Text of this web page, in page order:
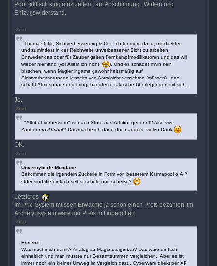
Pool taktisch klug einzuteilen, auf Abschirmung, Wirken und
Entzugswiderstand.
Zitat
- Thema Optik, Sichtverbesserung & Co.: Ich tendiere dazu, mit direkter
und zumindest in der Reichweite unverbesserter Sicht zu arbeiten.
Entweder das oder für Zauber gelten Fernkampfmodifikatoren und das will
wieder niemand (vor Allem ich nicht
). Und es schadet mMn kein
bisschen, wenn Magier ingame gewohnheitsmäßig auf
Sichtverbesserungen jenseits von Astralsicht verzichten (müssen) - das
schafft Atmosphäre und bringt handfeste taktische Überlegungen mit sich.
Jo.
Zitat
- "Attribut verbessern" ist nach Stufe undAttribut getrennt? Also vier
Zauberpro Attribut? Das mache ich dann doch anders, vielen Dank
OK.
Zitat
Unvercyberte Mundane:
Bekommen die irgendein Zuckerle in Form von besserem Karmapool o.Ä.?
Oder sind die einfach selbst schuld und scheiße?
Letzteres
Im Prio-System müssen Erwachte ja schon einen Preis bezahlen, im
Archetypsystem wäre der Preis mit inbegriffen.
Zitat
Essenz:
Was mache ich damit? Analog zu Magie steigerbar? Das wäre einfach,
einheitlich und man müsste nur Gesamtsummen vergleichen. Aber es ist
immer noch ein kleiner Umweg im Vergleich dazu, Cyberware direkt per XP